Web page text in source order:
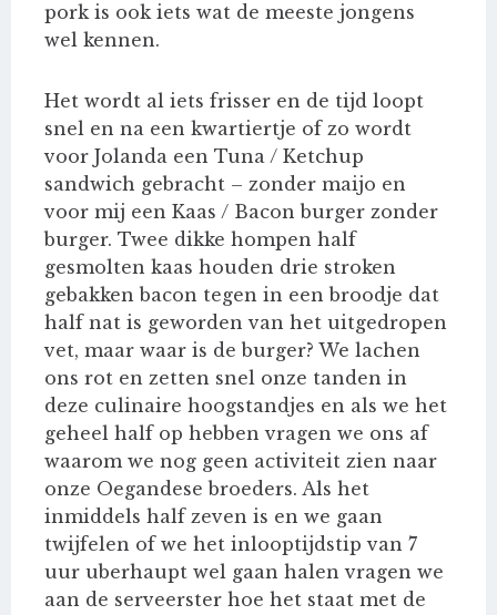
pork is ook iets wat de meeste jongens
wel kennen.
Het wordt al iets frisser en de tijd loopt
snel en na een kwartiertje of zo wordt
voor Jolanda een Tuna / Ketchup
sandwich gebracht – zonder maijo en
voor mij een Kaas / Bacon burger zonder
burger. Twee dikke hompen half
gesmolten kaas houden drie stroken
gebakken bacon tegen in een broodje dat
half nat is geworden van het uitgedropen
vet, maar waar is de burger? We lachen
ons rot en zetten snel onze tanden in
deze culinaire hoogstandjes en als we het
geheel half op hebben vragen we ons af
waarom we nog geen activiteit zien naar
onze Oegandese broeders. Als het
inmiddels half zeven is en we gaan
twijfelen of we het inlooptijdstip van 7
uur uberhaupt wel gaan halen vragen we
aan de serveerster hoe het staat met de